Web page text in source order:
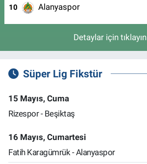
10 Alanyaspor
Detaylar için tıklayın
Süper Lig Fikstür
15 Mayıs, Cuma
Rizespor - Beşiktaş
16 Mayıs, Cumartesi
Fatih Karagümrük - Alanyaspor